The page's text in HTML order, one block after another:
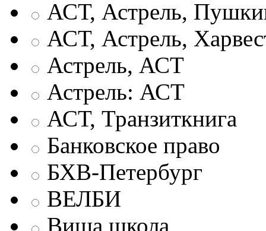
АСТ, Астрель,
АСТ, Астрель,
Астрель, АСТ
Астрель: АСТ
АСТ, Транзиткнига
Банковское право
БХВ-Петербург
ВЕЛБИ
Вища школа